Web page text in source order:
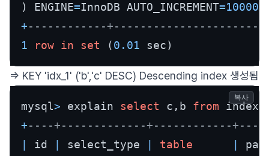
) ENGINE=InnoDB AUTO_INCREMENT=
+------------
1
row in set (0.01 sec)
=> KEY 'idx_1' ('b','c' DESC) Descending index 생성됨
mysql> explain select c,b from
+----+-------------+------------
id select_type table
복사